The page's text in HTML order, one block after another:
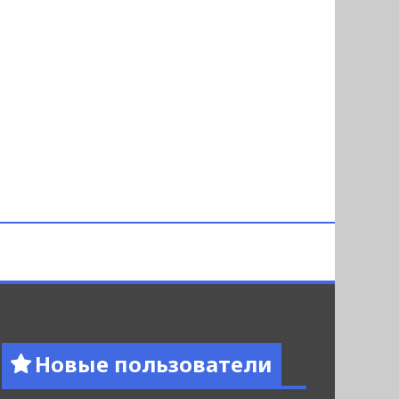
Новые пользователи